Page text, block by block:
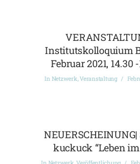
Institutskolloquium
Februar 2021, 14.30
In Netzwerk,Veranstaltung
kuckuck “Leben im